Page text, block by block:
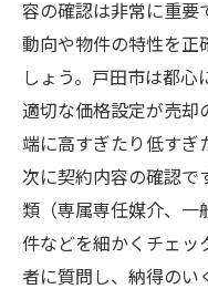
容の確認は非常に重要
動向や物件の特性を正
しょう。戸田市は都心
適切な価格設定が売却
端に高すぎたり低すぎ
次に契約内容の確認で
類（専属専任媒介、一
件などを細かくチェッ
者に質問し、納得のい